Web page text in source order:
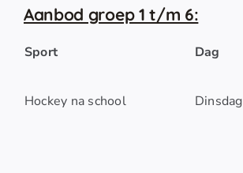
Aanbod groep 1 t/m 6:
Sport Dag
Hockey na school Dinsdag